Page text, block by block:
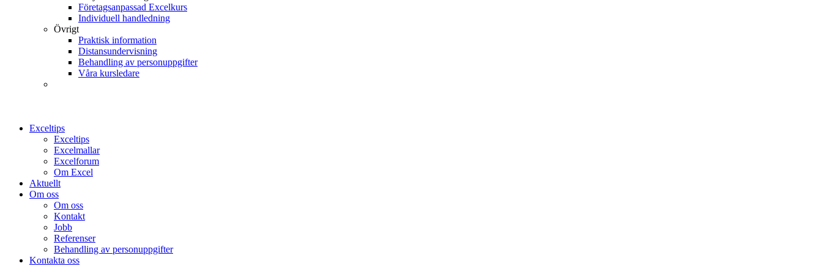
Företagsanpassad Excelkurs
Individuell handledning
Övrigt
Praktisk information
Distansundervisning
Behandling av personuppgifter
Våra kursledare
Exceltips
Exceltips
Excelmallar
Excelforum
Om Excel
Aktuellt
Om oss
Om oss
Kontakt
Jobb
Referenser
Behandling av personuppgifter
Kontakta oss